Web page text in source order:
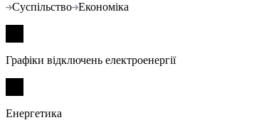
Суспільство Економіка
Графіки відключень електроенергії
Енергетика